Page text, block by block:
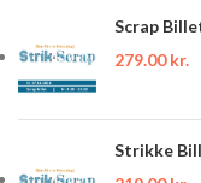
Scrap
279.00kr.
Strikke